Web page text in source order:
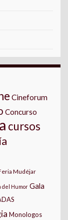
Cineforum
Concurso
cursos
Mudéjar
del Humor Gala
Monologos